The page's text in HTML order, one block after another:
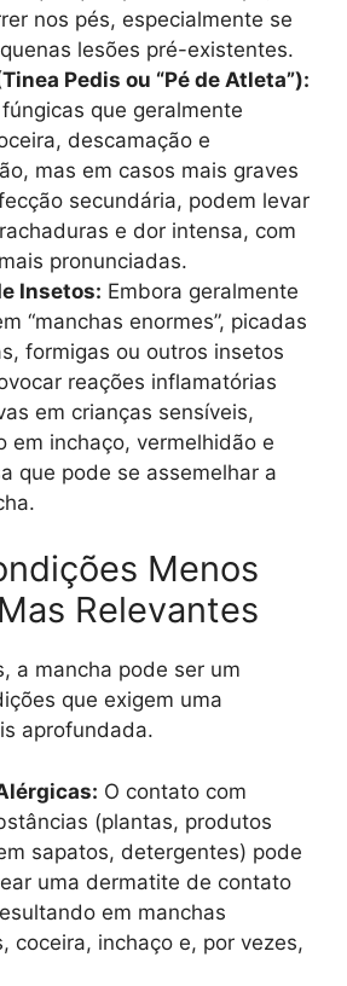
nos pés, especialmente se
lesões pré-existentes.
Pedis ou “Pé de Atleta”):
que geralmente
descamação e
mas em casos mais graves
secundária, podem levar
e dor intensa, com
pronunciadas.
Insetos: Embora geralmente
“manchas enormes”, picadas
formigas ou outros insetos
reações inflamatórias
em crianças sensíveis,
em inchaço, vermelhidão e
que pode se assemelhar a
Menos
Relevantes
a mancha pode ser um
que exigem uma
aprofundada.
O contato com
(plantas, produtos
sapatos, detergentes) pode
uma dermatite de contato
em manchas
coceira, inchaço e, por vezes,